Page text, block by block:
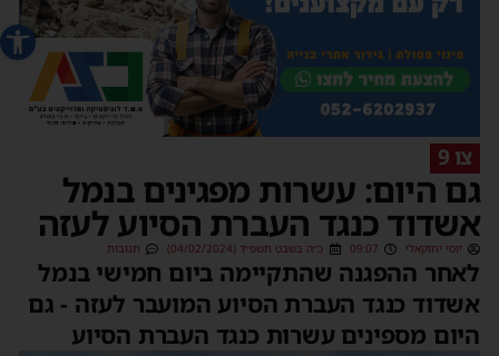
פתח
צו 9
גם היום: עשרות מפגינים בנמל
אשדוד כנגד העברת הסיוע לעזה
יוסי יחזקאלי 09:07 כ״ה בשבט תשפ״ד (04/02/2024) תגובות
לאחר ההפגנה שהתקיימה ביום חמישי בנמל
אשדוד כנגד העברת הסיוע המועבר לעזה - גם
היום מספינים עשרות כנגד העברת הסיוע